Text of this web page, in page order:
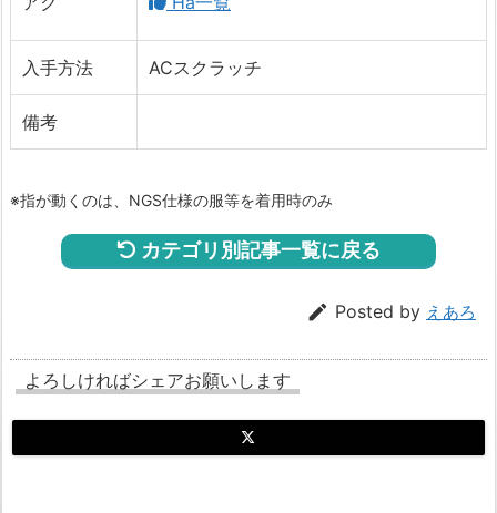
入手方法 ACスクラッチ
備考
※指が動くのは、NGS仕様の服等を着用時のみ
カテゴリ別記事一覧に戻る
 Posted by えあろ
よろしければシェアお願いします